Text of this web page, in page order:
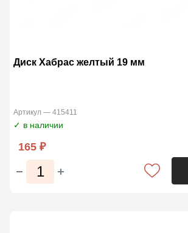
Диск Хабрас желтый 19 мм
Артикул — 415411
✓ в наличии
165 ₽